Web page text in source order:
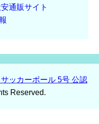
通販サイト
ッカーボール 5号 公認
Reserved.